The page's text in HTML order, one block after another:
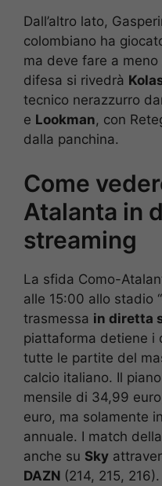
Dall’altro lato,
colombiano ha
ma deve fare a
difesa si rivedrà
tecnico nerazzurro
e Lookman, con
dalla panchina.
Come
Atalanta in
streaming
La sfida Como-
alle 15:00 allo stadio
trasmessa in diretta
piattaforma detiene i
tutte le partite del
calcio italiano. Il
mensile di 34,99
euro, ma solamente
annuale. I match
anche su Sky
DAZN (214, 215,